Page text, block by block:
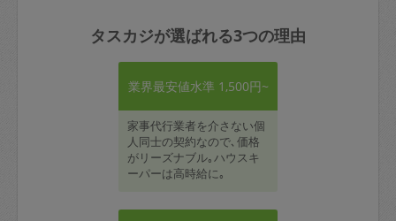
タスカジが選ばれる3つの理由
業界最安値水準 1,500円~
家事代行業者を介さない個
人同士の契約なので､価格
がリーズナブル｡ハウスキ
ーパーは高時給に｡